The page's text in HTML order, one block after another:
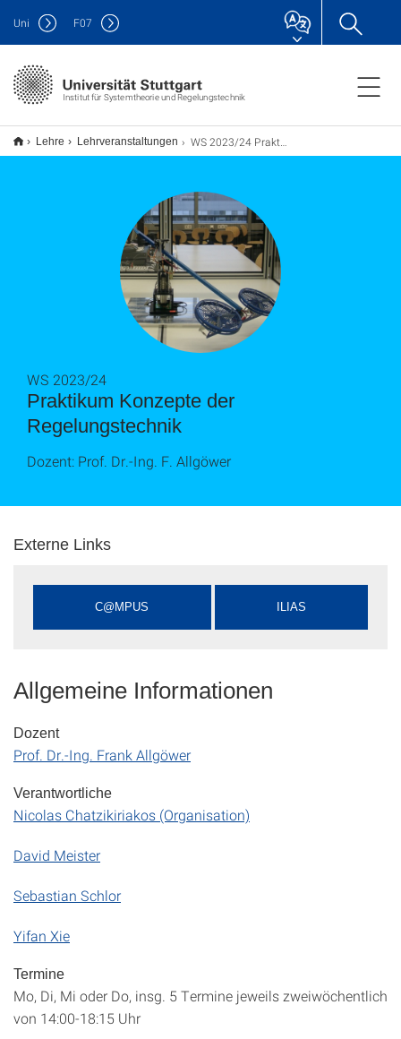
Institut für Systemtheorie und Regelungstechnik
Uni F07
Lehre Lehrveranstaltungen WS 2023/24 Praktikum Konzepte der Regelungstechnik
Praktikum Konzepte der
Regelungstechnik
WS 2023/24
Dozent: Prof. Dr.-Ing. F. Allgöwer
Externe Links
C@MPUS ILIAS
Allgemeine Informationen
Dozent
Prof. Dr.-Ing. Frank Allgöwer
Verantwortliche
Nicolas Chatzikiriakos (Organisation)
David Meister
Sebastian Schlor
Yifan Xie
Termine
Mo, Di, Mi oder Do, insg. 5 Termine jeweils zweiwöchentlich
von 14:00-18:15 Uhr